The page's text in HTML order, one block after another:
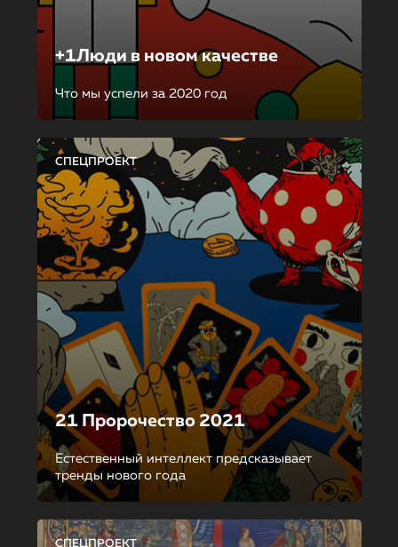
+1Люди в новом качестве
Что мы успели за 2020 год
СПЕЦПРОЕКТ
21 Пророчество 2021
Естественный интеллект предсказывает
тренды нового года
СПЕЦПРОЕКТ